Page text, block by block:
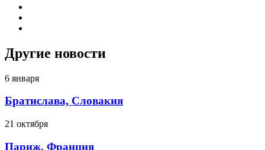
Другие новости
6 января
Братислава, Словакия
21 октября
Париж, Франция